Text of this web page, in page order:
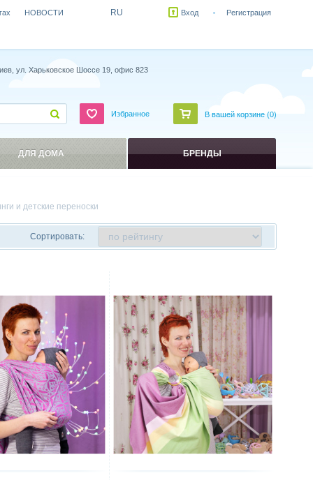
и детские переноски
Сортировать:
НОВОСТИ RU Вход Регистрация
ул. Харьковское Шоссе 19, офис 823
Избранное В вашей корзине (0)
ДЛЯ ДОМА БРЕНДЫ